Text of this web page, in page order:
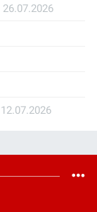
26.07.2026
12.07.2026